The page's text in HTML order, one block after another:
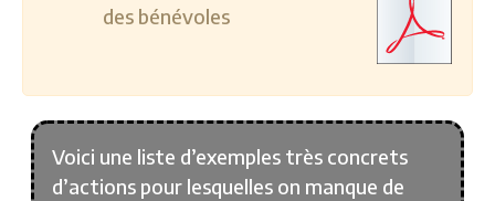
des bénévoles
Voici une liste d’exemples très concrets
d’actions pour lesquelles on manque de